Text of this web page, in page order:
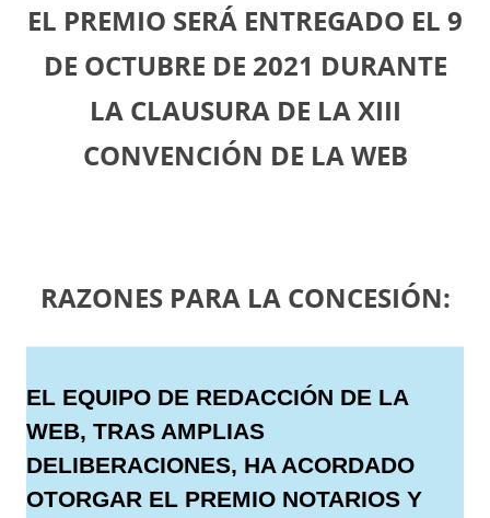
EL PREMIO SERÁ ENTREGADO EL 9
DE OCTUBRE DE 2021 DURANTE
LA CLAUSURA DE LA XIII
CONVENCIÓN DE LA WEB
RAZONES PARA LA CONCESIÓN:
EL EQUIPO DE REDACCIÓN DE LA
WEB, TRAS AMPLIAS
DELIBERACIONES, HA ACORDADO
OTORGAR EL PREMIO NOTARIOS Y